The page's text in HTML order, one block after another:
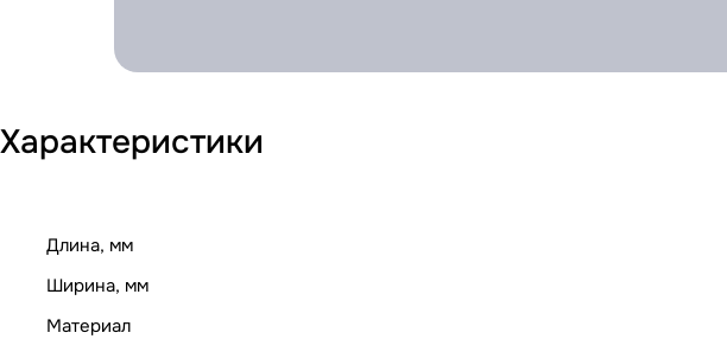
Характеристики
Длина, мм
Ширина, мм
Материал